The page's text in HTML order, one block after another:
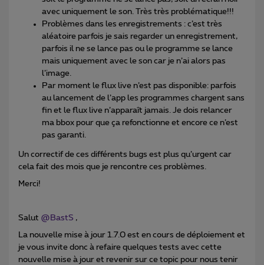
avec uniquement le son. Très très problématique!!!
Problèmes dans les enregistrements : c’est très
aléatoire parfois je sais regarder un enregistrement,
parfois il ne se lance pas ou le programme se lance
mais uniquement avec le son car je n’ai alors pas
l’image.
Par moment le flux live n’est pas disponible: parfois
au lancement de l’app les programmes chargent sans
fin et le flux live n’apparaît jamais. Je dois relancer
ma bbox pour que ça refonctionne et encore ce n’est
pas garanti.
Un correctif de ces différents bugs est plus qu’urgent car
cela fait des mois que je rencontre ces problèmes.
Merci!
Salut @BastS ,
La nouvelle mise à jour 1.7.0 est en cours de déploiement et
je vous invite donc à refaire quelques tests avec cette
nouvelle mise à jour et revenir sur ce topic pour nous tenir